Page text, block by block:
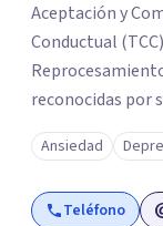
Aceptación y
Conductual
reconocidas por
Ansiedad
Teléfono